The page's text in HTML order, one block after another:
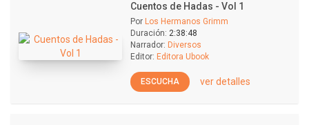
Cuentos de Hadas - Vol 1
Por Los Hermanos Grimm
Duración: 2:38:48
Narrador: Diversos
Editor: Editora Ubook
ESCUCHA ver detalles